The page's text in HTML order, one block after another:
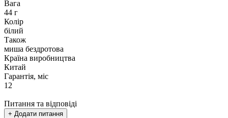
Вага
44 г
Колір
білий
Також
миша бездротова
Країна виробництва
Китай
Гарантія, міс
12
Питання та відповіді
+ Додати питання